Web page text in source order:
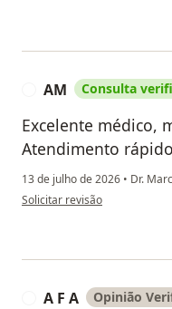
AM Consulta
Excelente médico,
Atendimento
13 de julho de 2026 • Dr.
na opinião do utilizador AM
Solicitar revisão
A F A Opinião